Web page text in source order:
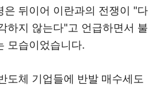
은 뒤이어 이란과의 전쟁이 "다
하지 않는다"고 언급하면서 불
모습이었습니다.
도체 기업들에 반발 매수세도